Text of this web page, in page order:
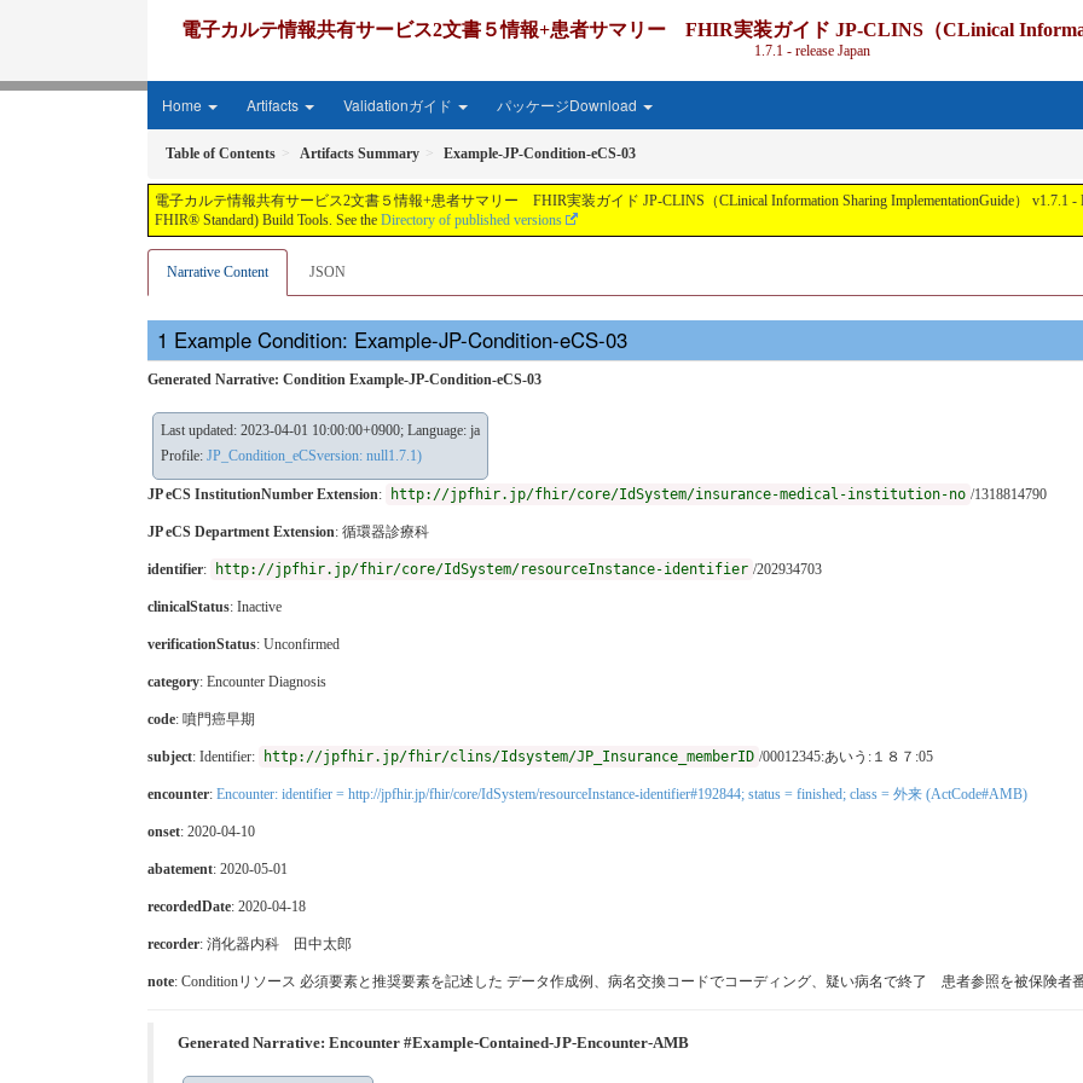
電子カルテ情報共有サービス2文書５情報+患者サマリー FHIR実装ガイド JP-CLINS（CLinical
1.7.1 - release Japan
Home Artifacts Validationガイド パッケージDownload
Table of Contents Artifacts Summary Example-JP-Condition-eCS-03
電子カルテ情報共有サービス2文書５情報+患者サマリー FHIR実装ガイド JP-CLINS（CLinical Information Sharing ImplementationGuide） v1.7.1 -
FHIR® Standard) Build Tools. See the Directory of published versions
Narrative Content JSON
Example Condition: Example-JP-Condition-eCS-03
Generated Narrative: Condition Example-JP-Condition-eCS-03
Last updated: 2023-04-01 10:00:00+0900; Language: ja
Profile: JP_Condition_eCSversion: null1.7.1)
JP eCS InstitutionNumber Extension: http://jpfhir.jp/fhir/core/IdSystem/insurance-medical-institution-no /1318814790
JP eCS Department Extension: 循環器診療科
identifier: http://jpfhir.jp/fhir/core/IdSystem/resourceInstance-identifier /202934703
clinicalStatus: Inactive
verificationStatus: Unconfirmed
category: Encounter Diagnosis
code: 噴門癌早期
subject: Identifier: http://jpfhir.jp/fhir/clins/Idsystem/JP_Insurance_memberID /00012345:あいう:１８７:05
encounter: Encounter: identifier = http://jpfhir.jp/fhir/core/IdSystem/resourceInstance-identifier#192844; status = finished; class = 外来 (ActCode#AMB)
onset: 2020-04-10
abatement: 2020-05-01
recordedDate: 2020-04-18
recorder: 消化器内科 田中太郎
note: Conditionリソース 必須要素と推奨要素を記述した データ作成例、病名交換コードでコーディング、疑い病名で終了 患者参照を被保険者
Generated Narrative: Encounter #Example-Contained-JP-Encounter-AMB